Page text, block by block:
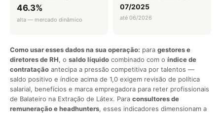
46.3%
alta — mercado dinâmico
07/2025
até 06/2026
Como usar esses dados na sua operação: para gestores e
diretores de RH, o saldo líquido combinado com o índice de
contratação antecipa a pressão competitiva por talentos —
saldo positivo e índice acima de 1,0 exigem revisão de política
salarial, benefícios e marca empregadora para reter profissionais
de Balateiro na Extração de Látex. Para consultores de
remuneração e headhunters, esses indicadores dimensionam a